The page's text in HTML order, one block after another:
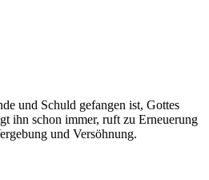
und Schuld gefangen ist, Gottes
ihn schon immer, ruft zu Erneuerung
und Versöhnung.